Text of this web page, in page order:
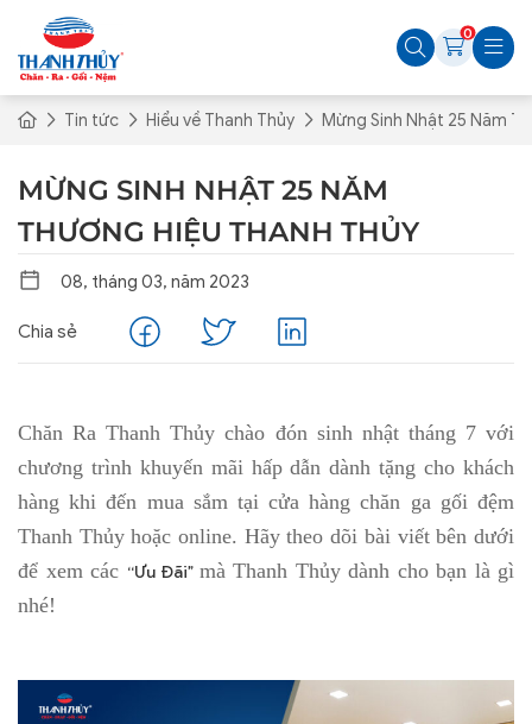
0
Tin tức Hiểu về Thanh Thủy Mừng Sinh Nhật 25 Năm
MỪNG SINH NHẬT 25 NĂM
THƯƠNG HIỆU THANH THỦY
08, tháng 03, năm 2023
Chia sẻ
Chăn Ra Thanh Thủy chào đón sinh nhật tháng 7 với
chương trình khuyến mãi hấp dẫn dành tặng cho khách
hàng khi đến mua sắm tại cửa hàng chăn ga gối đệm
Thanh Thủy hoặc online. Hãy theo dõi bài viết bên dưới
để xem các “Ưu Đãi” mà Thanh Thủy dành cho bạn là gì
nhé!